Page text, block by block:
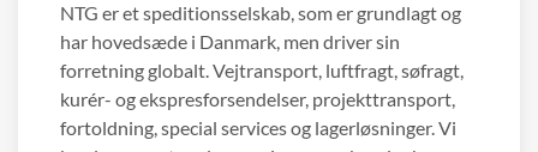
NTG er et speditionsselskab, som er grundlagt og
har hovedsæde i Danmark, men driver sin
forretning globalt. Vejtransport, luftfragt, søfragt,
kurér- og ekspresforsendelser, projekttransport,
fortoldning, special services og lagerløsninger. Vi